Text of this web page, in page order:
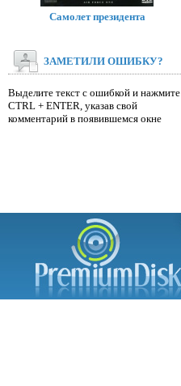
Самолет президента
ЗАМЕТИЛИ ОШИБКУ?
Выделите текст с ошибкой и нажмите
CTRL + ENTER, указав свой
комментарий в появившемся окне